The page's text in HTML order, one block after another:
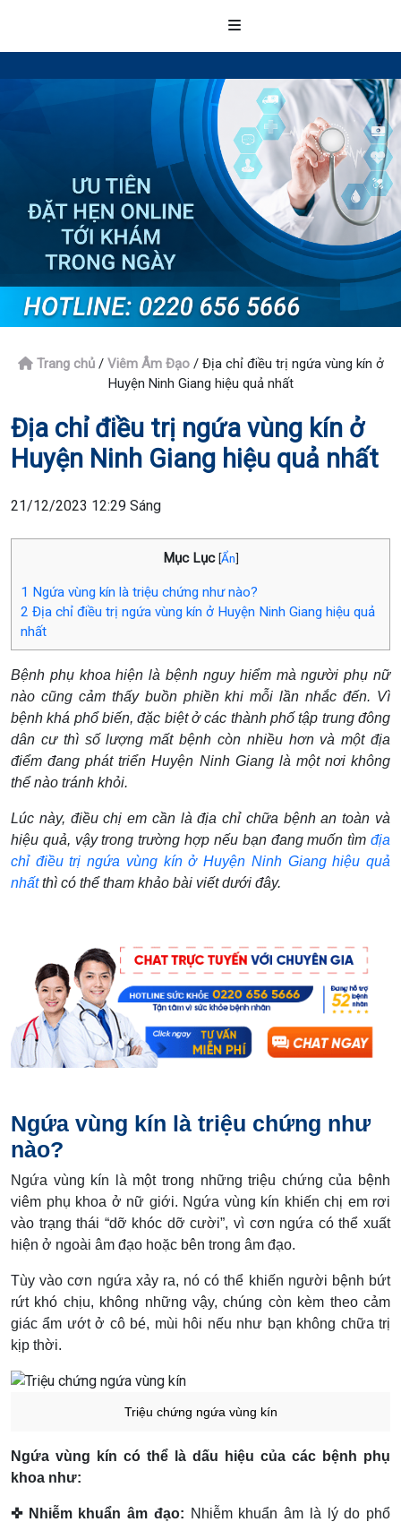
Trang chủ/ Viêm Âm Đạo/ Địa chỉ điều trị ngứa vùng kín ở
Huyện Ninh Giang hiệu quả nhất
Địa chỉ điều trị ngứa vùng kín ở
Huyện Ninh Giang hiệu quả nhất
21/12/2023 12:29 Sáng
Mục Lục [Ẩn]
1 Ngứa vùng kín là triệu chứng như nào?
2 Địa chỉ điều trị ngứa vùng kín ở Huyện Ninh Giang hiệu quả
nhất
Bệnh phụ khoa hiện là bệnh nguy hiểm mà người phụ nữ
nào cũng cảm thấy buồn phiền khi mỗi lần nhắc đến. Vì
bệnh khá phổ biến, đặc biệt ở các thành phố tập trung đông
dân cư thì số lượng mất bệnh còn nhiều hơn và một địa
điểm đang phát triển Huyện Ninh Giang là một nơi không
thể nào tránh khỏi.
Lúc này, điều chị em cần là địa chỉ chữa bệnh an toàn và
hiệu quả, vậy trong trường hợp nếu bạn đang muốn tìm địa
chỉ điều trị ngứa vùng kín ở Huyện Ninh Giang hiệu quả
nhấtthì có thể tham khảo bài viết dưới đây.
Ngứa vùng kín là triệu chứng như
nào?
Ngứa vùng kín là một trong những triệu chứng của bệnh
viêm phụ khoa ở nữ giới. Ngứa vùng kín khiến chị em rơi
vào trạng thái “dỡ khóc dỡ cười”, vì cơn ngứa có thể xuất
hiện ở ngoài âm đạo hoặc bên trong âm đạo.
Tùy vào cơn ngứa xảy ra, nó có thể khiến người bệnh bứt
rứt khó chịu, không những vậy, chúng còn kèm theo cảm
giác ẩm ướt ở cô bé, mùi hôi nếu như bạn không chữa trị
kịp thời.
Triệu chứng ngứa vùng kín
Ngứa vùng kín có thể là dấu hiệu của các bệnh phụ
khoa như:
✜ Nhiễm khuẩn âm đạo: Nhiễm khuẩn âm là lý do phổ